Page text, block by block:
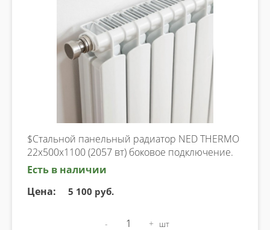
$Стальной панельный радиатор NED THERMO
22х500х1100 (2057 вт) боковое подключение.
Есть в наличии
Цена:
5 100 руб.
- + шт